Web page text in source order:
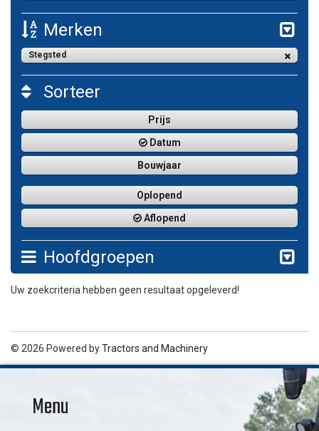
Merken
Stegsted
Sorteer
Prijs
Datum
Bouwjaar
Oplopend
Aflopend
Hoofdgroepen
Uw zoekcriteria hebben geen resultaat opgeleverd!
© 2026 Powered byTractors and Machinery
Menu